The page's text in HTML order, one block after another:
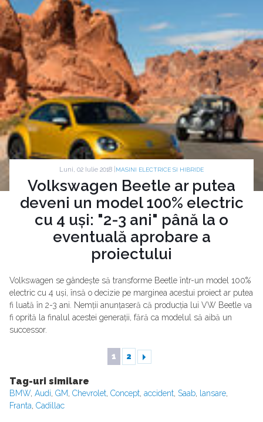
Luni, 02 Iulie 2018 | MASINI ELECTRICE SI HIBRIDE
Volkswagen Beetle ar putea
deveni un model 100% electric
cu 4 uși: "2-3 ani" până la o
eventuală aprobare a
proiectului
Volkswagen se gândește să transforme Beetle într-un model 100%
electric cu 4 uși, însă o decizie pe marginea acestui proiect ar putea
fi luată în 2-3 ani. Nemții anunțaseră că producția lui VW Beetle va
fi oprită la finalul acestei generații, fără ca modelul să aibă un
successor.
1 2
Tag-uri similare
BMW, Audi, GM, Chevrolet, Concept, accident, Saab, lansare,
Franta, Cadillac